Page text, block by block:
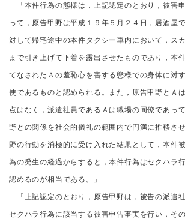
「本件行為の態様は，上記認定のとおり，被害
って，原告甲野は平成１９年５月２４日，居酒屋
対して帰宅途中の本件タクシー車内において，ス
まで引き上げて下着を露出させたものであり，本
てなされたＡの羞恥心を害する態様での身体に対
使であるものと認められる。また，原告甲野とＡ
点はなく，派遣社員であるＡは職場の同僚であっ
野との関係を社会的儀礼の範囲内で円満に推移さ
野の行動を消極的に受け入れた結果として，本件
為の発生の経過からすると，本件行為はセクハラ
認めるのが相当である。」
「上記認定のとおり，原告甲野は，被告の派遣
セクハラ行為に該当する被害申告事実を行い，そ